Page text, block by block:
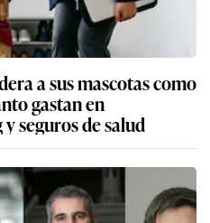
a sus mascotas como
gastan en
seguros de salud